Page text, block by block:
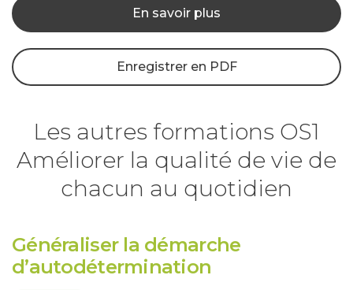
En savoir plus
Enregistrer en PDF
Les autres formations OS1
Améliorer la qualité de vie de
chacun au quotidien
Généraliser la démarche
d’autodétermination